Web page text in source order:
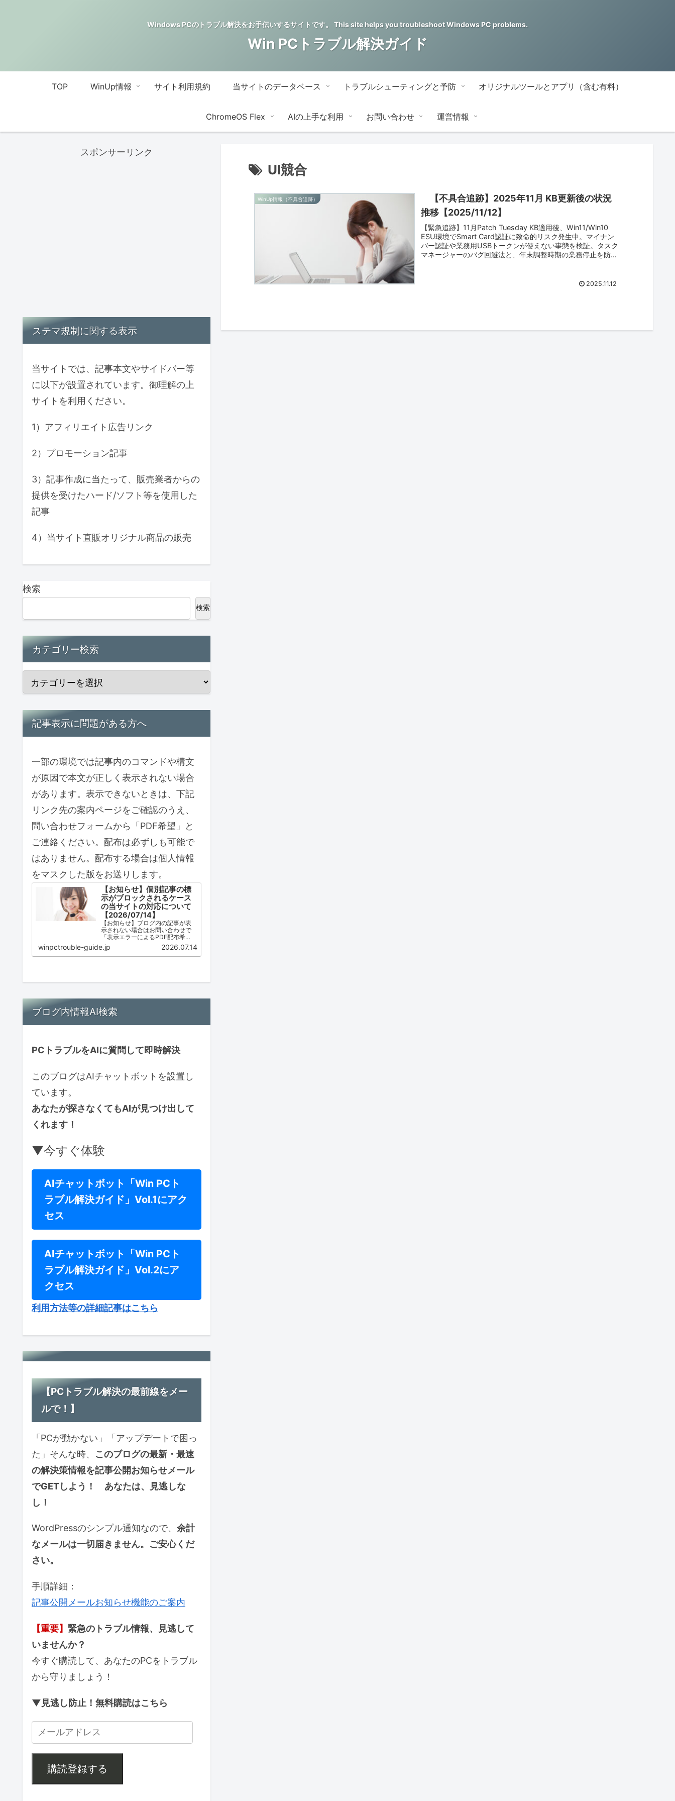
Windows PCのトラブル解決をお手伝いするサイトです。 This site helps you troubleshoot Windows PC problems.
Win PCトラブル解決ガイド
TOP WinUp情報 サイト利用規約 当サイトのデータベース トラブルシューティングと予防 オリジナルツールとアプリ（含む有料）
ChromeOS Flex AIの上手な利用 お問い合わせ 運営情報
UI競合
WinUp情報（不具合追跡）
【不具合追跡】2025年11月 KB更新後の状況
推移【2025/11/12】
【緊急追跡】11月Patch Tuesday KB適用後、Win11/Win10
ESU環境でSmart Card認証に致命的リスク発生中。マイナン
バー認証や業務用USBトークンが使えない事態を検証。タスク
マネージャーのバグ回避法と、年末調整時期の業務停止を防ぐ
2025.11.12
スポンサーリンク
ステマ規制に関する表示
当サイトでは、記事本文やサイドバー等
に以下が設置されています。御理解の上
サイトを利用ください。
1）アフィリエイト広告リンク
2）プロモーション記事
3）記事作成に当たって、販売業者からの
提供を受けたハード/ソフト等を使用した
記事
4）当サイト直販オリジナル商品の販売
検索
検索
カテゴリー検索
記事表示に問題がある方へ
一部の環境では記事内のコマンドや構文
が原因で本文が正しく表示されない場合
があります。表示できないときは、下記
リンク先の案内ページをご確認のうえ、
問い合わせフォームから「PDF希望」と
ご連絡ください。配布は必ずしも可能で
はありません。配布する場合は個人情報
をマスクした版をお送りします。
【お知らせ】個別記事の標
示がブロックされるケース
の当サイトの対応について
【2026/07/14】
【お知らせ】ブログ内の記事が表
示されない場合はお問い合わせで
「表示エラーによるPDF配布希
望」とご連絡ください。ただし、
配布は必ずしも可能ではありませ
ん。
winpctrouble-guide.jp 2026.07.14
ブログ内情報AI検索
PCトラブルをAIに質問して即時解決
このブログはAIチャットボットを設置し
ています。
あなたが探さなくてもAIが見つけ出して
くれます！
▼今すぐ体験
AIチャットボット「Win PCト
ラブル解決ガイド」Vol.1にアク
セス
AIチャットボット「Win PCト
ラブル解決ガイド」Vol.2にア
クセス
利用方法等の詳細記事はこちら
【PCトラブル解決の最前線をメー
ルで！】
「PCが動かない」「アップデートで困っ
た」そんな時、 このブログの最新・最速
の解決策情報を記事公開お知らせメール
でGETしよう！ あなたは、見逃しな
し！
WordPressのシンプル通知なので、 余計
なメールは一切届きません。ご安心くだ
さい。
手順詳細：
記事公開メールお知らせ機能のご案内
【重要】 緊急のトラブル情報、見逃して
いませんか？
今すぐ購読して、あなたのPCをトラブル
から守りましょう！
▼見逃し防止！無料購読はこちら
購読登録する